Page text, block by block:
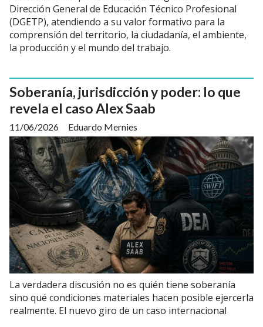
Dirección General de Educación Técnico Profesional
(DGETP), atendiendo a su valor formativo para la
comprensión del territorio, la ciudadanía, el ambiente,
la producción y el mundo del trabajo.
Soberanía, jurisdicción y poder: lo que
revela el caso Alex Saab
Eduardo Mernies
11/06/2026
La verdadera discusión no es quién tiene soberanía
sino qué condiciones materiales hacen posible ejercerla
realmente. El nuevo giro de un caso internacional